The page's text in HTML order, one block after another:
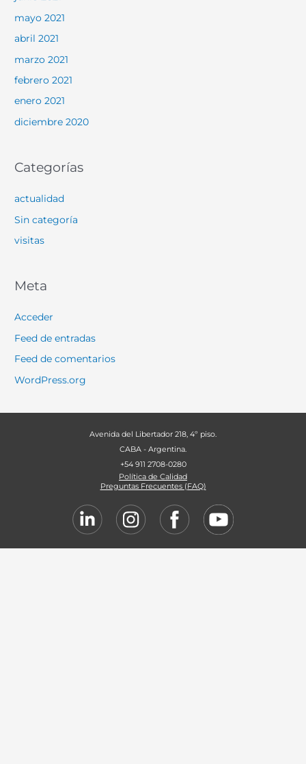
mayo 2021
abril 2021
marzo 2021
febrero 2021
enero 2021
diciembre 2020
Categorías
actualidad
Sin categoría
visitas
Meta
Acceder
Feed de entradas
Feed de comentarios
WordPress.org
Avenida del Libertador 218, 4º piso.
CABA - Argentina.
+54 911 2708-0280
Política de Calidad
Preguntas Frecuentes (FAQ)